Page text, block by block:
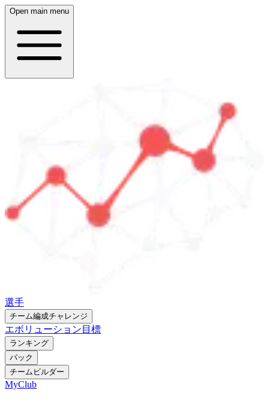
Open main menu
選手
チーム編成チャレンジ
エボリューション 目標
ランキング
パック
チームビルダー
MyClub